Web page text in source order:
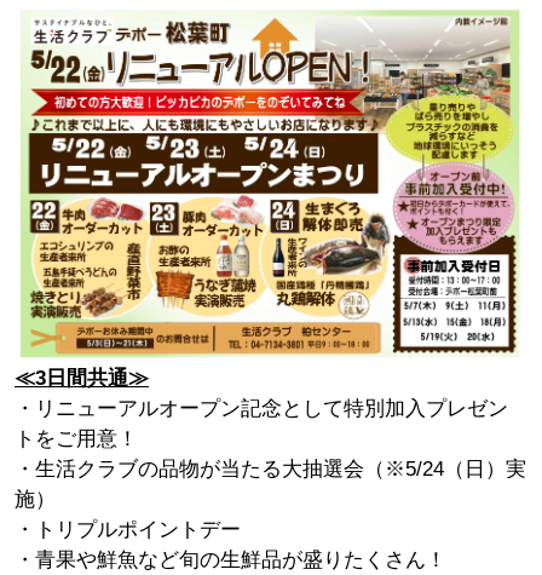
≪3日間共通≫
・リニューアルオープン記念として特別加入プレゼン
トをご用意！
・生活クラブの品物が当たる大抽選会（※5/24（日）実
施）
・トリプルポイントデー
・青果や鮮魚など旬の生鮮品が盛りたくさん！